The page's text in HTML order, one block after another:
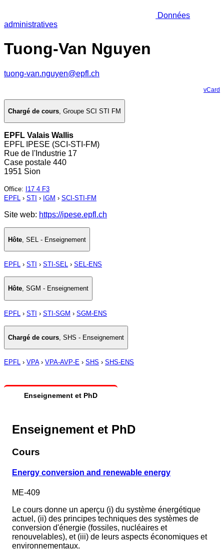
Données
administratives
Tuong-Van Nguyen
tuong-van.nguyen@epfl.ch
vCard
Chargé de cours, Groupe SCI STI FM
EPFL Valais Wallis
EPFL IPESE (SCI-STI-FM)
Rue de l'Industrie 17
Case postale 440
1951 Sion
Office:
I17 4 F3
EPFL › STI › IGM › SCI-STI-FM
Site web: https://ipese.epfl.ch
Hôte SEL - Enseignement
EPFL › STI › STI-SEL › SEL-ENS
Hôte, SGM - Enseignement
EPFL › STI › STI-SGM › SGM-ENS
Chargé de cours, SHS - Enseignement
EPFL › VPA› VPA-AVP-E › SHS › SHS-ENS
Enseignement et PhD
Enseignement et PhD
Cours
Energy conversion and renewable energy
ME-409
Le cours donne un aperçu (i) du système énergétique
actuel, (ii) des principes techniques des systèmes de
conversion d'énergie (fossiles, nucléaires et
renouvelables), et (iii) de leurs aspects économiques et
environnementaux.